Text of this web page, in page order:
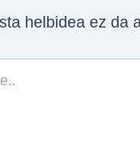
helbidea ez da